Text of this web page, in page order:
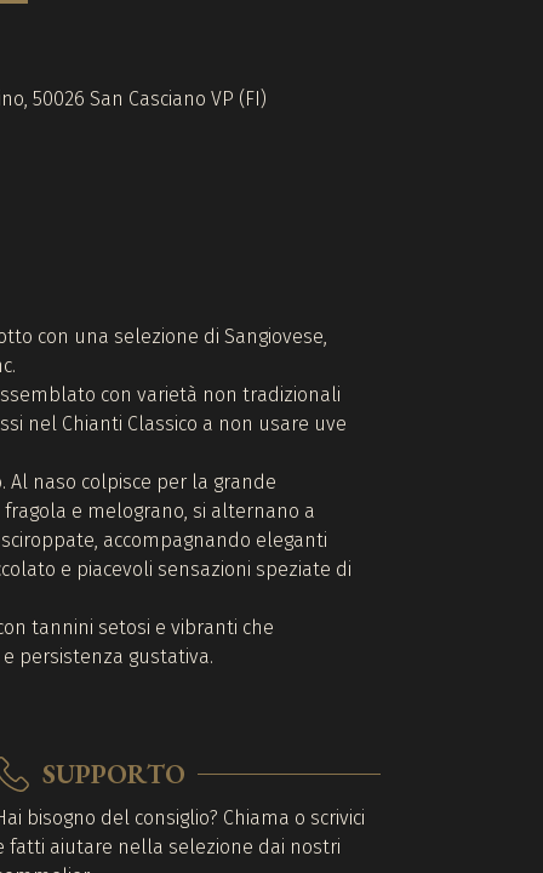
50026 San Casciano VP (FI)
con una selezione di Sangiovese,
con varietà non tradizionali
nel Chianti Classico a non usare uve
naso colpisce per la grande
e melograno, si alternano a
accompagnando eleganti
e piacevoli sensazioni speziate di
tannini setosi e vibranti che
persistenza gustativa.
SUPPORTO
bisogno del consiglio? Chiama o scrivici
fatti aiutare nella selezione dai nostri